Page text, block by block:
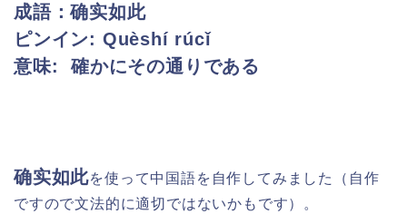
成語：确实如此
ピンイン: Quèshí rúcǐ
意味: 確かにその通りである
确实如此を使って中国語を自作してみました（自作
ですので文法的に適切ではないかもです）。